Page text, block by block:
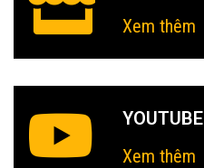
Xem thêm
YOUTUBE
Xem thêm